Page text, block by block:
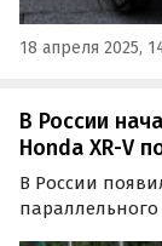
18 апреля 2025,
В России
Honda XR-V
В России